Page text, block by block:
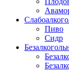
Пиво
Сидр